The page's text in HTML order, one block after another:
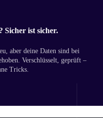
Sicher ist sicher.
aber deine Daten sind bei
Verschlüsselt, geprüft –
Tricks.